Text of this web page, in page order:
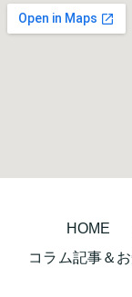
HOME
コラム記事＆